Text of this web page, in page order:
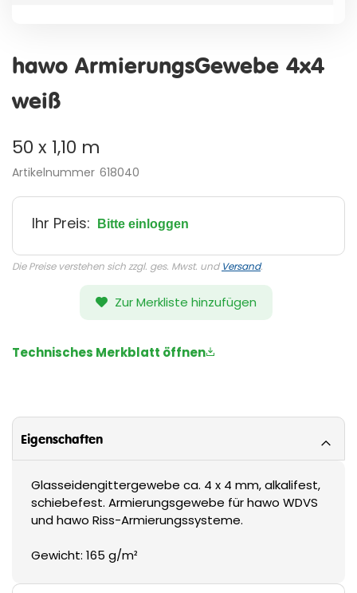
der
springen
hawo ArmierungsGewebe 4x4
weiß
50 x 1,10 m
Artikelnummer 618040
Ihr Preis: Bitte einloggen
Die Preise verstehen sich zzgl. ges. Mwst. und Versand.
Zur Merkliste hinzufügen
Technisches Merkblatt öffnen
Eigenschaften
Glasseidengittergewebe ca. 4 x 4 mm, alkalifest,
schiebefest. Armierungsgewebe für hawo WDVS
und hawo Riss-Armierungssysteme.
Gewicht: 165 g/m²